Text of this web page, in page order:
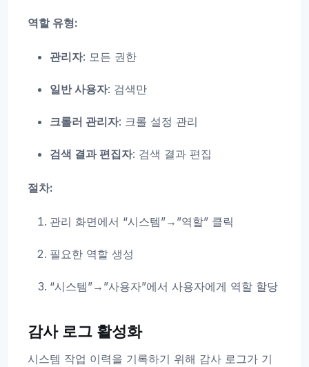
역할 유형:
관리자: 모든 권한
일반 사용자: 검색만
크롤러 관리자: 크롤 설정 관리
검색 결과 편집자: 검색 결과 편집
절차:
관리 화면에서 “시스템”→”역할” 클릭
필요한 역할 생성
“시스템”→”사용자”에서 사용자에게 역할 할당
감사 로그 활성화
시스템 작업 이력을 기록하기 위해 감사 로그가 기